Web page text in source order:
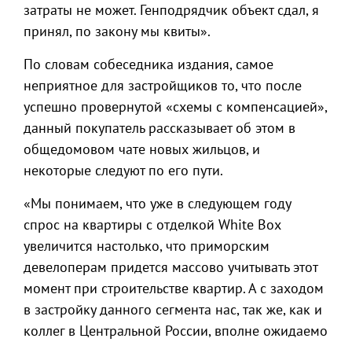
затраты не может. Генподрядчик объект сдал, я
принял, по закону мы квиты».
По словам собеседника издания, самое
неприятное для застройщиков то, что после
успешно провернутой «схемы с компенсацией»,
данный покупатель рассказывает об этом в
общедомовом чате новых жильцов, и
некоторые следуют по его пути.
«Мы понимаем, что уже в следующем году
спрос на квартиры с отделкой White Box
увеличится настолько, что приморским
девелоперам придется массово учитывать этот
момент при строительстве квартир. А с заходом
в застройку данного сегмента нас, так же, как и
коллег в Центральной России, вполне ожидаемо